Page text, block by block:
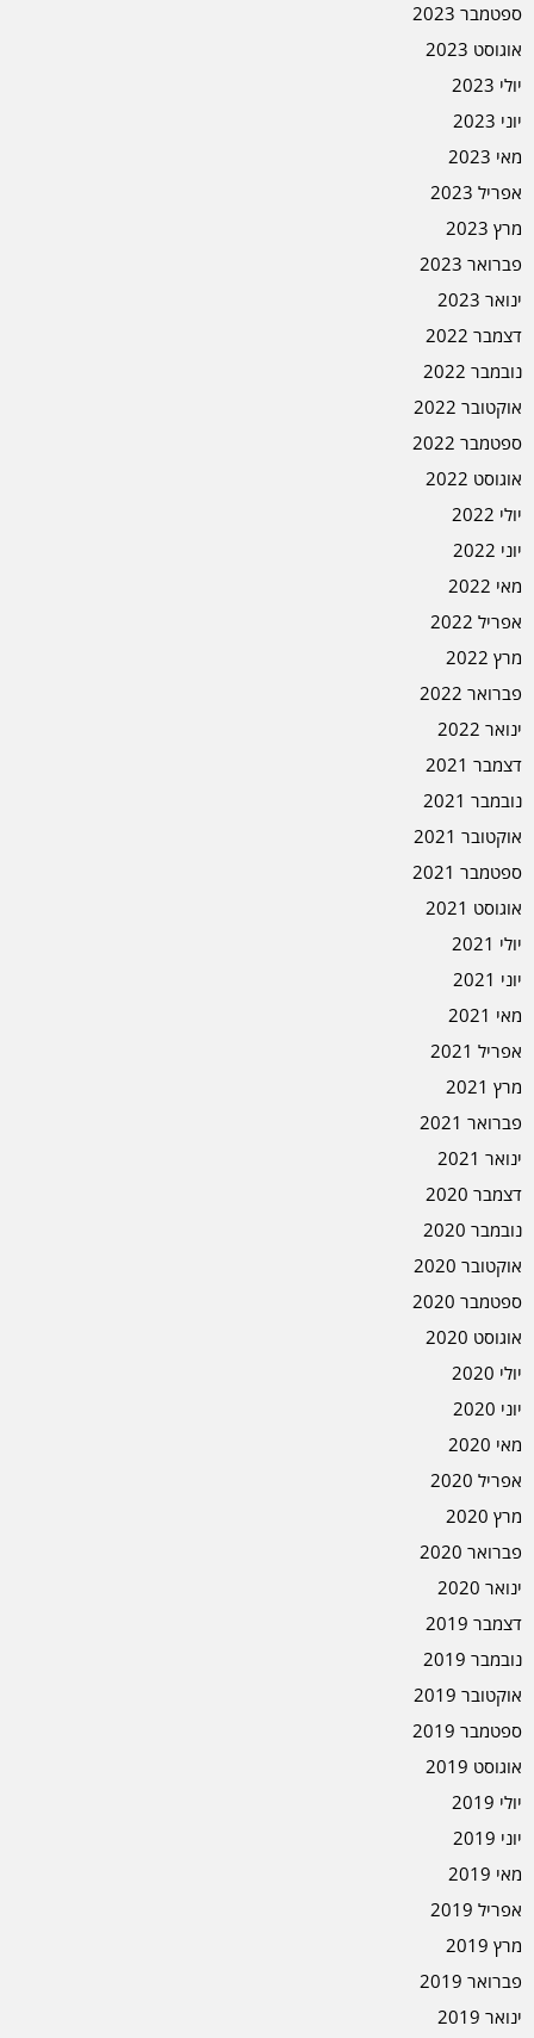
ספטמבר 2023
אוגוסט 2023
יולי 2023
יוני 2023
מאי 2023
אפריל 2023
מרץ 2023
פברואר 2023
ינואר 2023
דצמבר 2022
נובמבר 2022
אוקטובר 2022
ספטמבר 2022
אוגוסט 2022
יולי 2022
יוני 2022
מאי 2022
אפריל 2022
מרץ 2022
פברואר 2022
ינואר 2022
דצמבר 2021
נובמבר 2021
אוקטובר 2021
ספטמבר 2021
אוגוסט 2021
יולי 2021
יוני 2021
מאי 2021
אפריל 2021
מרץ 2021
פברואר 2021
ינואר 2021
דצמבר 2020
נובמבר 2020
אוקטובר 2020
ספטמבר 2020
אוגוסט 2020
יולי 2020
יוני 2020
מאי 2020
אפריל 2020
מרץ 2020
פברואר 2020
ינואר 2020
דצמבר 2019
נובמבר 2019
אוקטובר 2019
ספטמבר 2019
אוגוסט 2019
יולי 2019
יוני 2019
מאי 2019
אפריל 2019
מרץ 2019
פברואר 2019
ינואר 2019